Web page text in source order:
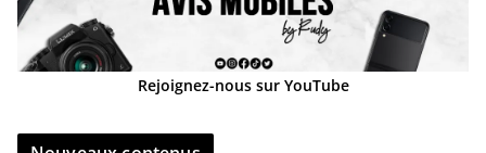
Rejoignez-nous sur YouTube